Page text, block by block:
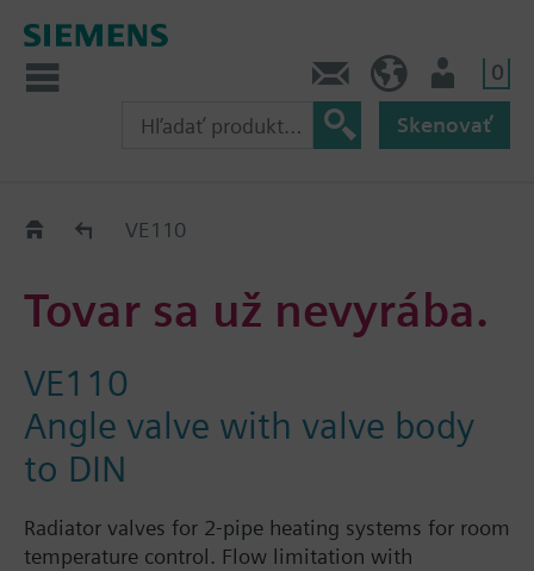
0
Skenovať
Old2NewVE110
Tovar sa už nevyrába.
VE110
Angle valve with valve body
to DIN
Radiator valves for 2-pipe heating systems for room
temperature control. Flow limitation with